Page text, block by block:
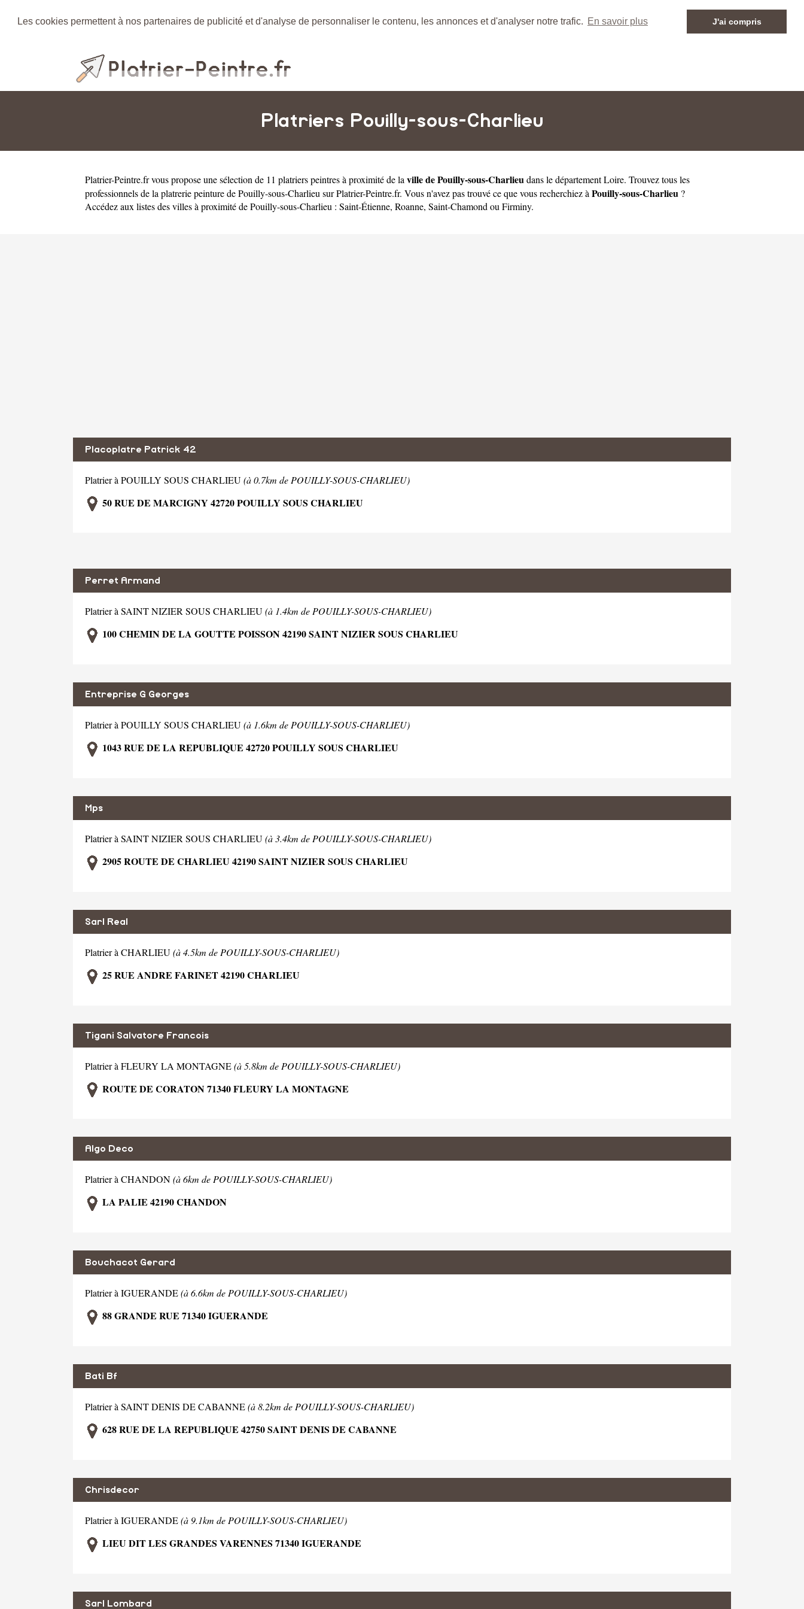
Les cookies permettent à nos partenaires de publicité et d'analyse de personnaliser le contenu, les annonces et d'analyser notre trafic. En savoir plus J'ai compris
Platriers Pouilly-sous-Charlieu
Platrier-Peintre.frvous propose une sélection de 11 platriers peintres à proximité de la ville de Pouilly-sous-Charlieu dans le départementLoire. Trouvez tous les
professionnels de la platrerie peinture de Pouilly-sous-Charlieu sur Platrier-Peintre.fr. Vous n'avez pas trouvé ce que vous recherchiez à Pouilly-sous-Charlieu ?
Accédez aux listes des villes à proximité de Pouilly-sous-Charlieu : Saint-Étienne, Roanne, Saint-Chamond ou Firminy.
Placoplatre Patrick 42
Platrier à POUILLY SOUS CHARLIEU(à 0.7km de POUILLY-SOUS-CHARLIEU)
50 RUE DE MARCIGNY 42720 POUILLY SOUS CHARLIEU
Perret Armand
Platrier à SAINT NIZIER SOUS CHARLIEU(à 1.4km de POUILLY-SOUS-CHARLIEU)
100 CHEMIN DE LA GOUTTE POISSON 42190 SAINT NIZIER SOUS CHARLIEU
Entreprise G Georges
Platrier à POUILLY SOUS CHARLIEU(à 1.6km de POUILLY-SOUS-CHARLIEU)
1043 RUE DE LA REPUBLIQUE 42720 POUILLY SOUS CHARLIEU
Mps
Platrier à SAINT NIZIER SOUS CHARLIEU(à 3.4km de POUILLY-SOUS-CHARLIEU)
2905 ROUTE DE CHARLIEU 42190 SAINT NIZIER SOUS CHARLIEU
Sarl Real
Platrier à CHARLIEU(à 4.5km de POUILLY-SOUS-CHARLIEU)
25 RUE ANDRE FARINET 42190 CHARLIEU
Tigani Salvatore Francois
Platrier à FLEURY LA MONTAGNE(à 5.8km de POUILLY-SOUS-CHARLIEU)
ROUTE DE CORATON 71340 FLEURY LA MONTAGNE
Algo Deco
Platrier à CHANDON(à 6km de POUILLY-SOUS-CHARLIEU)
LA PALIE 42190 CHANDON
Bouchacot Gerard
Platrier à IGUERANDE(à 6.6km de POUILLY-SOUS-CHARLIEU)
88 GRANDE RUE 71340 IGUERANDE
Bati Bf
Platrier à SAINT DENIS DE CABANNE(à 8.2km de POUILLY-SOUS-CHARLIEU)
628 RUE DE LA REPUBLIQUE 42750 SAINT DENIS DE CABANNE
Chrisdecor
Platrier à IGUERANDE(à 9.1km de POUILLY-SOUS-CHARLIEU)
LIEU DIT LES GRANDES VARENNES 71340 IGUERANDE
Sarl Lombard